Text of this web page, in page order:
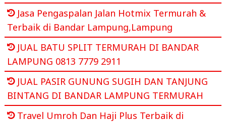
Jasa Pengaspalan Jalan Hotmix Termurah &
Terbaik di Bandar Lampung,Lampung
JUAL BATU SPLIT TERMURAH DI BANDAR
LAMPUNG 0813 7779 2911
JUAL PASIR GUNUNG SUGIH DAN TANJUNG
BINTANG DI BANDAR LAMPUNG TERMURAH
Travel Umroh Dan Haji Plus Terbaik di